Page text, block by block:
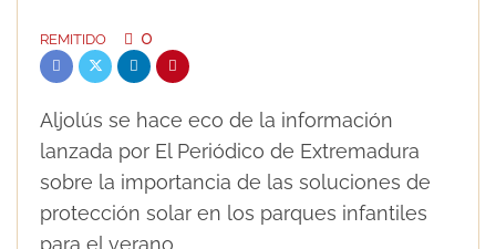
REMITIDO 0
Aljolús se hace eco de la información
lanzada por El Periódico de Extremadura
sobre la importancia de las soluciones de
protección solar en los parques infantiles
para el verano